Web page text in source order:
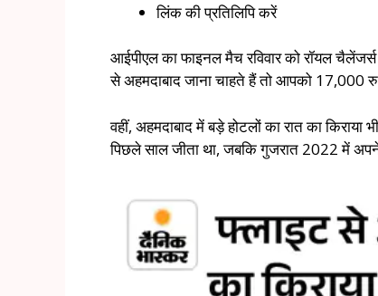
लिंक की प्रतिलिपि करें
आईपीएल का फाइनल मैच रविवार को रॉयल
से अहमदाबाद जाना चाहते हैं तो आपको 17,000
वहीं, अहमदाबाद में बड़े होटलों का रात का
पिछले साल जीता था, जबकि गुजरात 2022 में